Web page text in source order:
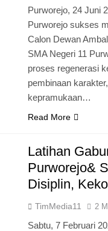
Purworejo, 24 Juni
Purworejo sukses
Calon Dewan
SMA Negeri 11
proses regenerasi
pembinaan
kepramukaan…
Read More
Latihan
Purworejo&
Disiplin,
TimMedia11 2
Sabtu, 7 Februari